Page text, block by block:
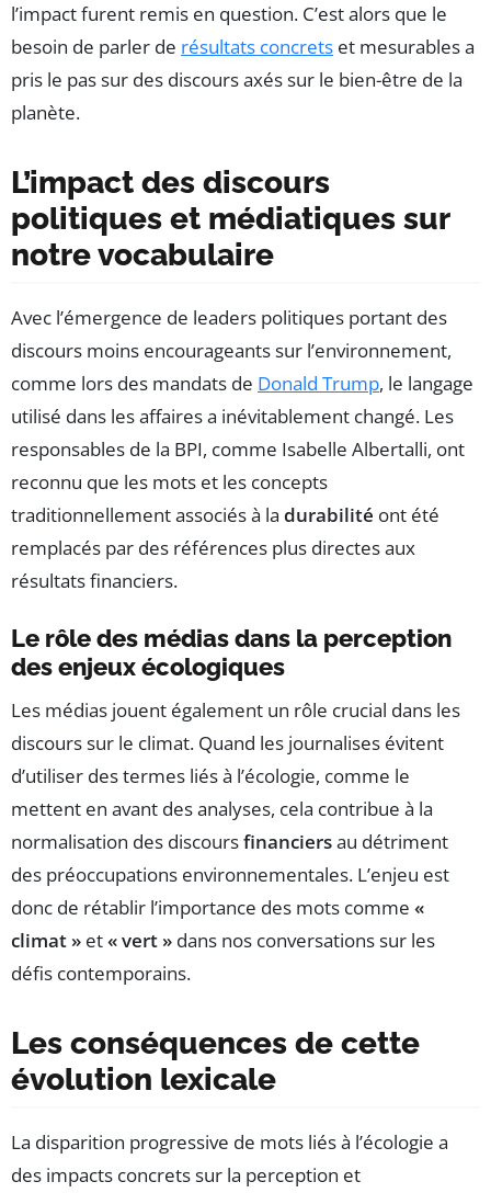
l’impact furent remis en question. C’est alors que le
besoin de parler de résultats concrets et mesurables a
pris le pas sur des discours axés sur le bien-être de la
planète.
L’impact des discours
politiques et médiatiques sur
notre vocabulaire
Avec l’émergence de leaders politiques portant des
discours moins encourageants sur l’environnement,
comme lors des mandats de Donald Trump, le langage
utilisé dans les affaires a inévitablement changé. Les
responsables de la BPI, comme Isabelle Albertalli, ont
reconnu que les mots et les concepts
traditionnellement associés à la durabilité ont été
remplacés par des références plus directes aux
résultats financiers.
Le rôle des médias dans la perception
des enjeux écologiques
Les médias jouent également un rôle crucial dans les
discours sur le climat. Quand les journalises évitent
d’utiliser des termes liés à l’écologie, comme le
mettent en avant des analyses, cela contribue à la
normalisation des discoursfinanciersau détriment
des préoccupations environnementales. L’enjeu est
donc de rétablir l’importance des mots comme «
climat » et« vert » dans nos conversations sur les
défis contemporains.
Les conséquences de cette
évolution lexicale
La disparition progressive de mots liés à l’écologie a
des impacts concrets sur la perception et